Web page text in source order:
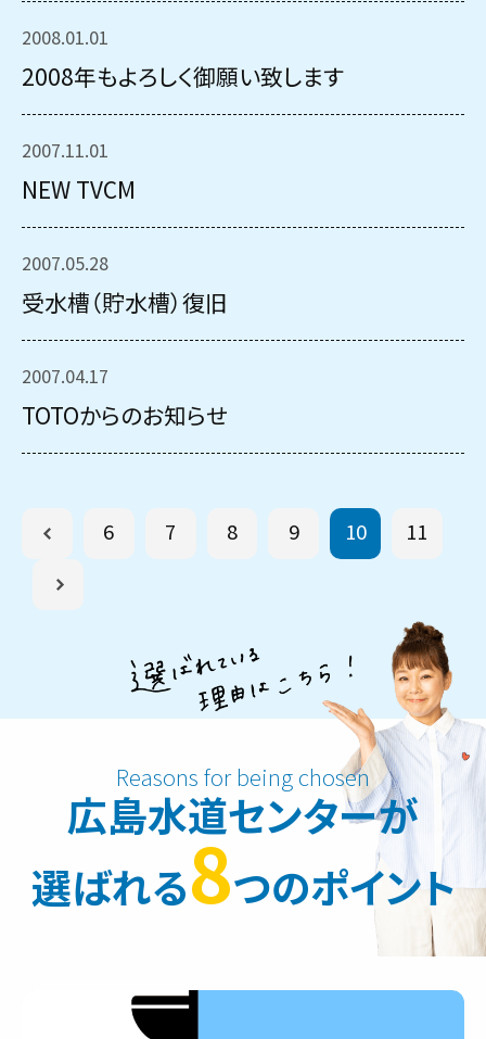
2008.01.01
2008年もよろしく御願い致します
2007.11.01
NEW TVCM
2007.05.28
受水槽（貯水槽）復旧
2007.04.17
TOTOからのお知らせ
6 7 8 9 10 11
広島水道センターが
選ばれる8つのポイント